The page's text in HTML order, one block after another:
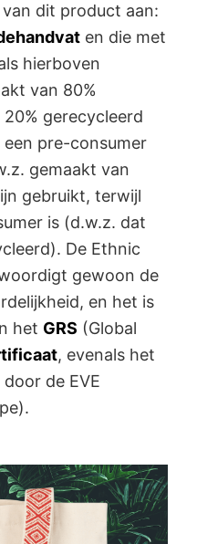
dit product aan:
handvat en die met
hierboven
van 80%
gerecycleerd
pre-consumer
gemaakt van
gebruikt, terwijl
is (d.w.z. dat
De Ethnic
gewoon de
en het is
het GRS (Global
, evenals het
de EVE